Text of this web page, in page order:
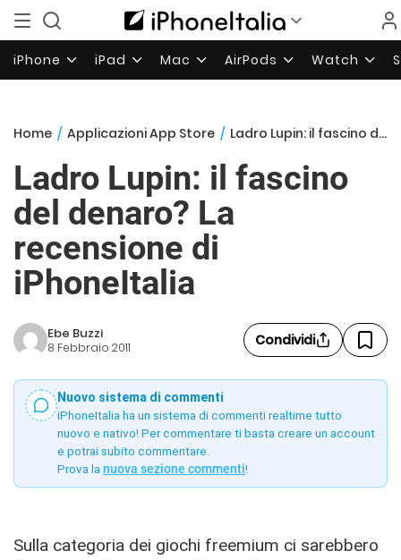
iPhone iPad Mac AirPods Watch
Home / Applicazioni App Store / Ladro Lupin: il fascino del denaro? La recensione di iPhoneItalia
Ladro Lupin: il fascino
del denaro? La
recensione di
iPhoneItalia
Ebe Buzzi
8 Febbraio 2011 Condividi
Nuovo sistema di commenti
iPhoneItalia ha un sistema di commenti realtime tutto
nuovo e nativo! Per commentare ti basta creare un account
e potrai subito commentare.
Prova la nuova sezione commenti!
Sulla categoria dei giochi freemium ci sarebbero